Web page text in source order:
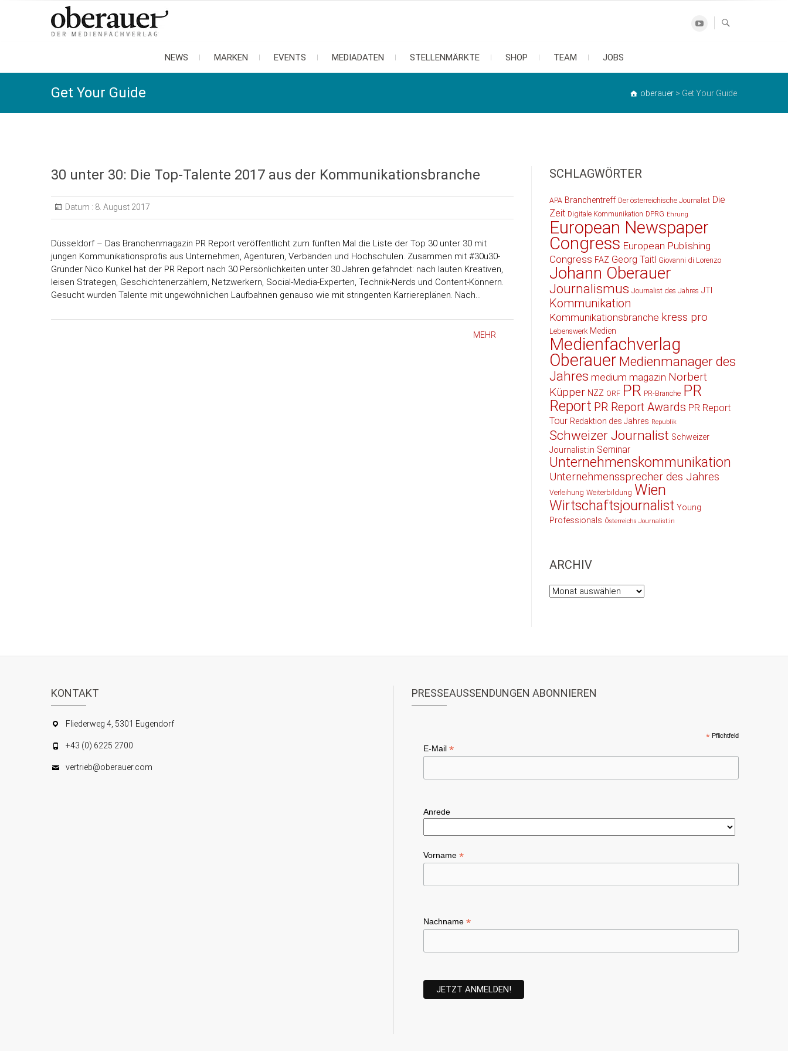
oberauer
der medienfachverlag Youtube
NEWS MARKEN EVENTS MEDIADATEN STELLENMÄRKTE SHOP TEAM JOBS
Get Your Guide oberauer > Get Your Guide
30 unter 30: Die Top-Talente 2017 aus der Kommunikationsbranche
Datum : 8. August 2017
Düsseldorf – Das Branchenmagazin PR Report veröffentlicht zum fünften Mal die Liste der Top 30 unter 30 mit
jungen Kommunikationsprofis aus Unternehmen, Agenturen, Verbänden und Hochschulen. Zusammen mit #30u30-
Gründer Nico Kunkel hat der PR Report nach 30 Persönlichkeiten unter 30 Jahren gefahndet: nach lauten Kreativen,
leisen Strategen, Geschichtenerzählern, Netzwerkern, Social-Media-Experten, Technik-Nerds und Content-Könnern.
Gesucht wurden Talente mit ungewöhnlichen Laufbahnen genauso wie mit stringenten Karriereplänen. Nach…
MEHR
SCHLAGWÖRTER
APA Branchentreff Der österreichische Journalist Die
Zeit Digitale Kommunikation DPRG Ehrung
European Newspaper
Congress European Publishing
Congress FAZ Georg Taitl Giovanni di Lorenzo
Johann Oberauer
Journalismus Journalist des Jahres JTI
Kommunikation
Kommunikationsbranche kress pro
Lebenswerk Medien
Medienfachverlag
Oberauer Medienmanager des
Jahres medium magazin Norbert
Küpper NZZ ORF PR PR-Branche PR
Report PR Report Awards PR Report
Tour Redaktion des Jahres Republik
Schweizer Journalist Schweizer
Journalist:in Seminar
Unternehmenskommunikation
Unternehmenssprecher des Jahres
Verleihung Weiterbildung Wien
Wirtschaftsjournalist Young
Professionals Österreichs Journalist:in
ARCHIV
Archiv
KONTAKT
Fliederweg 4, 5301 Eugendorf
+43 (0) 6225 2700
vertrieb@oberauer.com
PRESSEAUSSENDUNGEN ABONNIEREN
*Pflichtfeld
E-Mail *
Anrede
Vorname *
Nachname *